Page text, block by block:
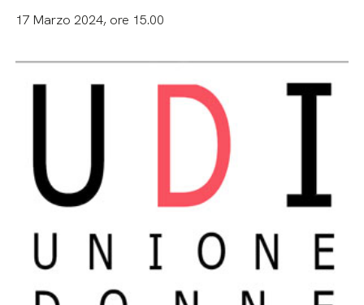
17 Marzo 2024, ore 15.00